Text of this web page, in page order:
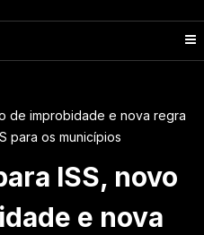
de improbidade e nova regra
para os municípios
ISS, novo
e nova